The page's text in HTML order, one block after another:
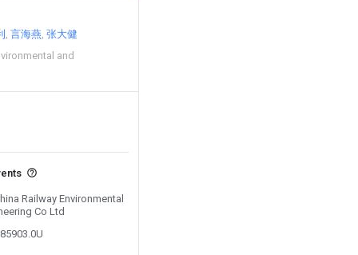
言海燕 张大健
and
Railway Environmental
Co Ltd